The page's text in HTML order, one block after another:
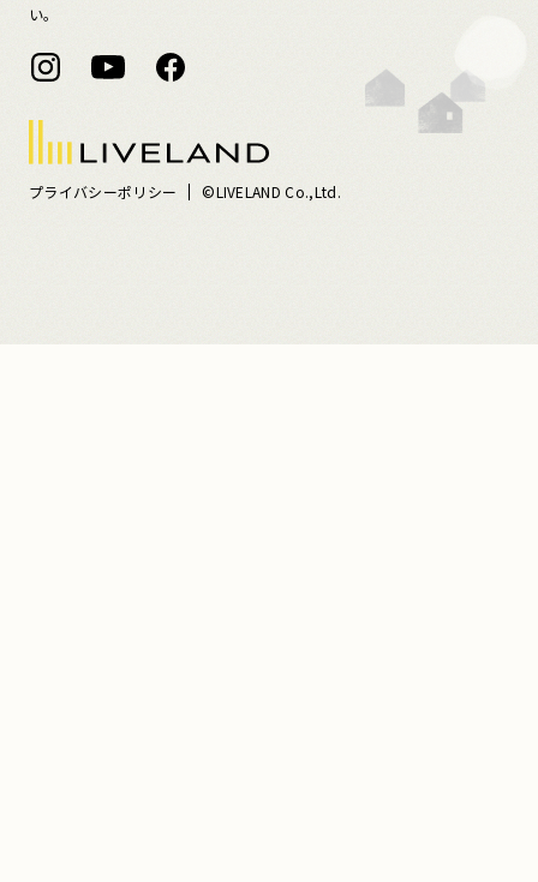
い。
プライバシーポリシー ©LIVELAND Co.,Ltd.